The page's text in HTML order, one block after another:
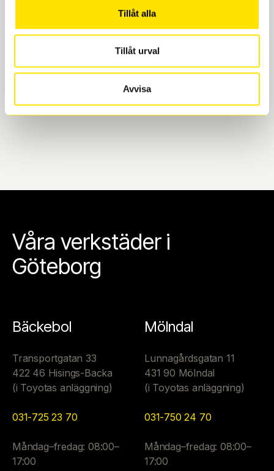
Tillåt alla
Tillåt urval
Avvisa
När du beställer dina nya däck eller fälgar hos oss
levereras de direkt till någon av våra däckverkstäder i
Göteborg. Välj mellan Hisingen (Bäckebol) eller
Mölndal. I beställningen anger du datum och tid för
vi till att de uppfyller alla krav för en säker körning.
Våra verkstäder i
Göteborg
Bäckebol
Transportgatan 33
422 46 Hisings-Backa
(i Toyotas anläggning)
031-725 23 70
Måndag–fredag: 08:00–
17:00
Mölndal
Lunnagårdsgatan 11
431 90 Mölndal
(i Toyotas anläggning)
031-750 24 70
Måndag–fredag: 08:00–
17:00